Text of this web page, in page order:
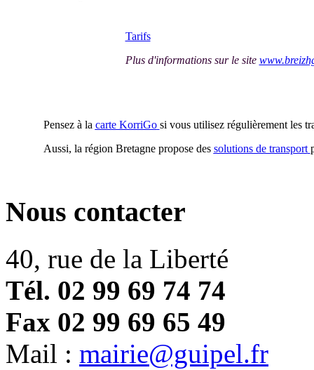
Tarifs
Plus d'informations sur le site
Pensez à la carte KorriGo si vous utilisez régulièrement les
Aussi, la région Bretagne propose des solutions de transport
Nous contacter
40, rue de la Liberté
Tél. 02 99 69 74 74
Fax 02 99 69 65 49
Mail : mairie@guipel.fr